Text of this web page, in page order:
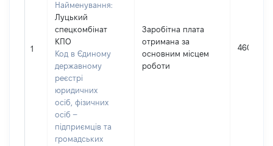
1
Найменування:
Луцький
спецкомбінат
КПО
Код в Єдиному
державному
реєстрі
юридичних
осіб, фізичних
осіб –
підприємців та
громадських
Заробітна плата
отримана за
основним місцем
роботи
460219